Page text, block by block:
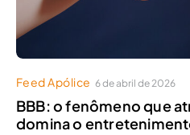
Feed Apólice 6 de abril de 2026
BBB: o fenômeno que
domina o